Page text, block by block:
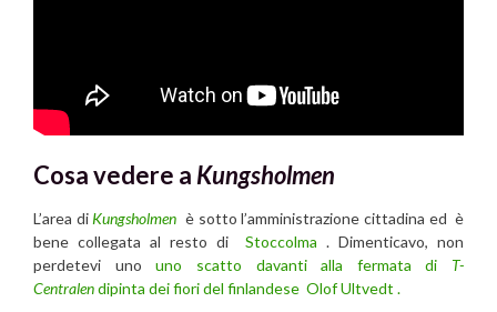
Cosa vedere a Kungsholmen
L’area di Kungsholmen è sotto l’amministrazione cittadina ed è
bene collegata al resto diStoccolma . Dimenticavo, non
perdetevi unouno scatto davanti alla fermata di T-
Centralendipinta dei fiori del finlandese Olof Ultvedt .